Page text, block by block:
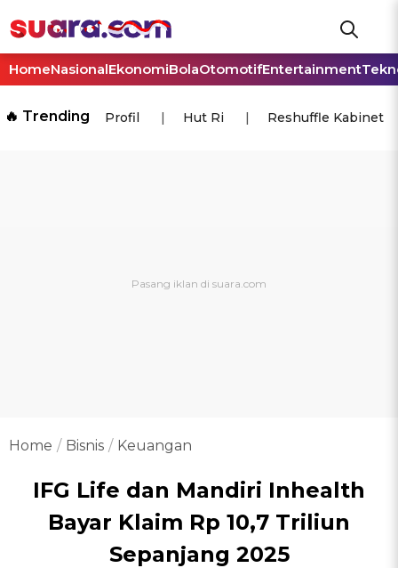
HomeNasionalEkonomiBolaOtomotifEntertainment
🔥 Trending Profil Hut Ri Reshuffle Kabinet
Home Bisnis Keuangan
IFG Life dan Mandiri Inhealth
Bayar Klaim Rp 10,7 Triliun
Sepanjang 2025